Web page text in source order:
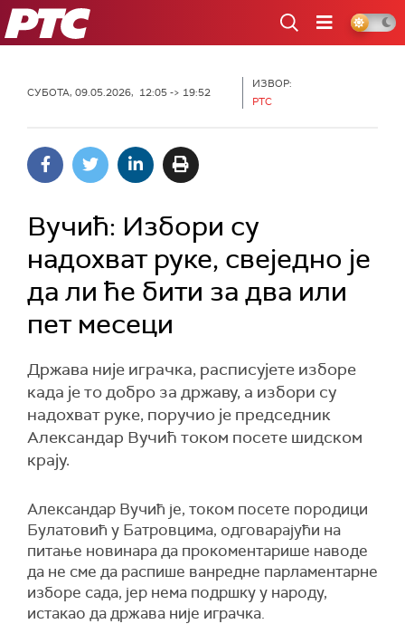
РТС
СУБОТА, 09.05.2026, 12:05 -> 19:52
ИЗВОР:
РТС
Вучић: Избори су
надохват руке, свеједно је
да ли ће бити за два или
пет месеци
Држава није играчка, расписујете изборе
када је то добро за државу, а избори су
надохват руке, поручио је председник
Александар Вучић током посете шидском
крају.
Александар Вучић је, током посете породици
Булатовић у Батровцима, одговарајући на
питање новинара да прокоментарише наводе
да не сме да распише ванредне парламентарне
изборе сада, јер нема подршку у народу,
истакао да држава није играчка.